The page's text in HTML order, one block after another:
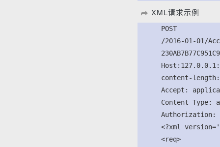
XML请求示例
      POST
/2016-01-01/
content-
Accept:
Content-Type:
Authorization:
<?xml
      <req>